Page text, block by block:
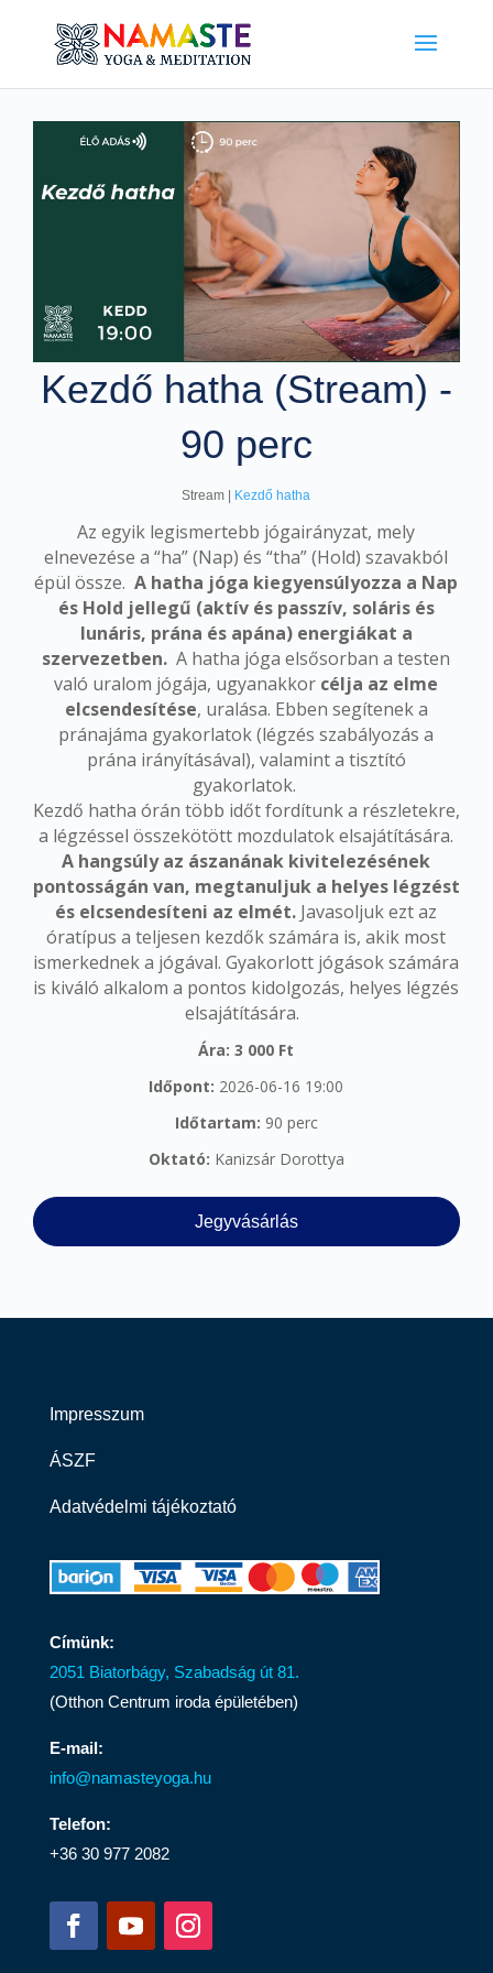
Kezdő hatha (Stream) -
90 perc
Stream | Kezdő hatha
Az egyik legismertebb jógairányzat, mely
elnevezése a “ha” (Nap) és “tha” (Hold) szavakból
épül össze.A hatha jóga kiegyensúlyozza a Nap
és Hold jellegű (aktív és passzív, soláris és
lunáris, prána és apána) energiákat a
szervezetben. A hatha jóga elsősorban a testen
való uralom jógája, ugyanakkor célja az elme
elcsendesítése, uralása. Ebben segítenek a
pránajáma gyakorlatok (légzés szabályozás a
prána irányításával), valamint a tisztító
gyakorlatok.
Kezdő hatha órán több időt fordítunk a részletekre,
a légzéssel összekötött mozdulatok elsajátítására.
A hangsúly az ászanának kivitelezésének
pontosságán van, megtanuljuk a helyes légzést
és elcsendesíteni az elmét. Javasoljuk ezt az
óratípus a teljesen kezdők számára is, akik most
ismerkednek a jógával. Gyakorlott jógások számára
is kiváló alkalom a pontos kidolgozás, helyes légzés
elsajátítására.
Ára: 3 000 Ft
Időpont: 2026-06-16 19:00
Időtartam: 90 perc
Oktató: Kanizsár Dorottya
Jegyvásárlás
Impresszum
ÁSZF
Adatvédelmi tájékoztató
Címünk:
2051 Biatorbágy, Szabadság út 81.
(Otthon Centrum iroda épületében)
E-mail:
info@namasteyoga.hu
Telefon:
+36 30 977 2082